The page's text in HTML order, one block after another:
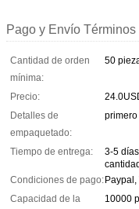
Pago y Envío Términos
Cantidad de orden
mínima:
50
Precio:
Detalles de
empaquetado:
Tiempo de entrega:
3-5
Condiciones de pago:Paypal,
Capacidad de la
10000